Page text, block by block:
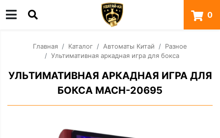
0
Главная Каталог Автоматы Китай
Разное
Ультимативная аркадная игра для бокса
УЛЬТИМАТИВНАЯ АРКАДНАЯ ИГРА ДЛЯ
БОКСА MACH-20695